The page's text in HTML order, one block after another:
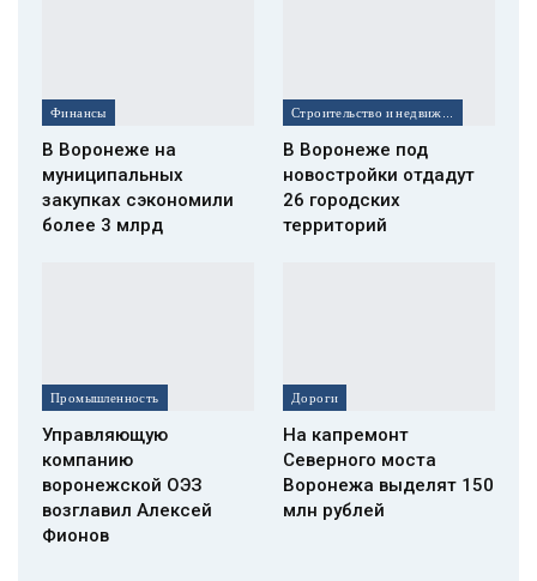
Финансы
В Воронеже на
муниципальных
закупках сэкономили
более 3 млрд
В Воронеже под
новостройки отдадут
26 городских
территорий
Промышленность
Управляющую
компанию
воронежской ОЭЗ
возглавил Алексей
Фионов
Дороги
На капремонт
Северного моста
Воронежа выделят 150
млн рублей